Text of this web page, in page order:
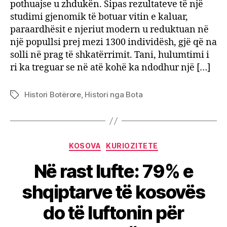
pothuajse u zhdukën. Sipas rezultateve të një
studimi gjenomik të botuar vitin e kaluar,
paraardhësit e njeriut modern u reduktuan në
një popullsi prej mezi 1300 individësh, gjë që na
solli në prag të shkatërrimit. Tani, hulumtimi i
ri ka treguar se në atë kohë ka ndodhur një […]
TagsHistori Botërore, Histori nga Bota
Categories
KOSOVA KURIOZITETE
Në rast lufte: 79% e
shqiptarve të kosovës
do të luftonin për